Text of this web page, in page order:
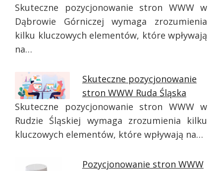
Skuteczne pozycjonowanie stron WWW w
Dąbrowie Górniczej wymaga zrozumienia
kilku kluczowych elementów, które wpływają
na…
Skuteczne pozycjonowanie
stron WWW Ruda Śląska
Skuteczne pozycjonowanie stron WWW w
Rudzie Śląskiej wymaga zrozumienia kilku
kluczowych elementów, które wpływają na…
Pozycjonowanie stron WWW